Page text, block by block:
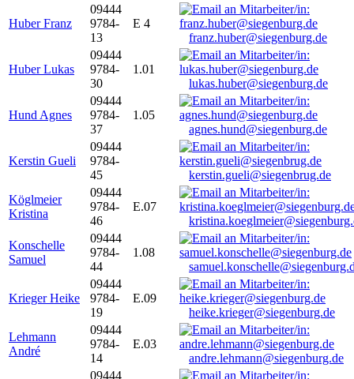
Huber Franz
09444
9784-
13
E 4
franz.huber@siegenburg.de
Huber Lukas
09444
9784-
30
1.01
lukas.huber@siegenburg.de
Hund Agnes
09444
9784-
37
1.05
agnes.hund@siegenburg.de
Kerstin Gueli
09444
9784-
45
kerstin.gueli@siegenbrug.de
Köglmeier
Kristina
09444
9784-
46
E.07
Konschelle
Samuel
09444
9784-
44
1.08
Krieger Heike
09444
9784-
19
E.09
heike.krieger@siegenburg.de
Lehmann
André
09444
9784-
14
E.03
andre.lehmann@siegenburg.de
09444